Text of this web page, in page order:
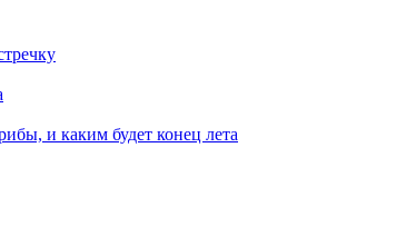
и каким будет конец лета